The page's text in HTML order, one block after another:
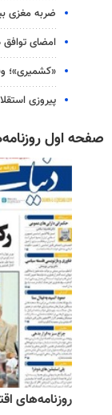
ضربه مغزی بیش از ۷۰۰ نظامی
امضای توافق
«کشمیری»؛
پیروزی
صفحه اول
روزنامه‌های